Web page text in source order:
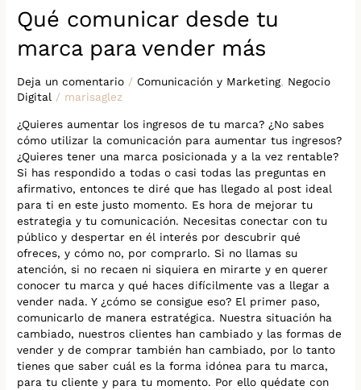
Qué comunicar desde tu
marca para vender más
Deja un comentario / Comunicación y Marketing, Negocio
Digital / marisaglez
¿Quieres aumentar los ingresos de tu marca? ¿No sabes
cómo utilizar la comunicación para aumentar tus ingresos?
¿Quieres tener una marca posicionada y a la vez rentable?
Si has respondido a todas o casi todas las preguntas en
afirmativo, entonces te diré que has llegado al post ideal
para ti en este justo momento. Es hora de mejorar tu
estrategia y tu comunicación. Necesitas conectar con tu
público y despertar en él interés por descubrir qué
ofreces, y cómo no, por comprarlo. Si no llamas su
atención, si no recaen ni siquiera en mirarte y en querer
conocer tu marca y qué haces difícilmente vas a llegar a
vender nada. Y ¿cómo se consigue eso? El primer paso,
comunicarlo de manera estratégica. Nuestra situación ha
cambiado, nuestros clientes han cambiado y las formas de
vender y de comprar también han cambiado, por lo tanto
tienes que saber cuál es la forma idónea para tu marca,
para tu cliente y para tu momento. Por ello quédate con